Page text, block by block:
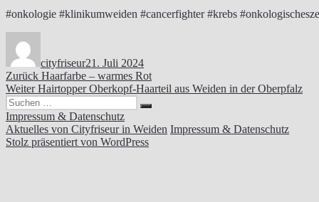
#onkologie #klinikumweiden #cancerfighter #krebs
cityfriseur21. Juli 2024
Beitragsnavigation
Zurück Vorheriger
Beitrag:
Haarfarbe – warmes Rot
Weiter Nächster
Beitrag:
Hairtopper Oberkopf-Haarteil aus Weiden in der Oberpfalz
Suchen
nach:
Suchen
Impressum & Datenschutz
Aktuelles von Cityfriseur in Weiden Impressum & Datenschutz
Stolz präsentiert von WordPress